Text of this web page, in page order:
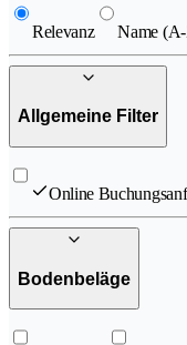
Relevanz Name
Allgemeine Filter
Online
Bodenbeläge